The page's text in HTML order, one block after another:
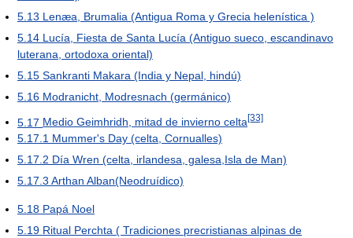
5.13 Lenæa, Brumalia (Antigua Roma y Grecia helenística )
5.14 Lucía, Fiesta de Santa Lucía (Antiguo sueco, escandinavo
luterana, ortodoxa oriental)
5.15 Sankranti Makara (India y Nepal, hindú)
5.16 Modranicht, Modresnach (germánico)
5.17 Medio Geimhridh, mitad de invierno celta[33]
5.17.1 Mummer's Day (celta, Cornualles)
5.17.2 Día Wren (celta, irlandesa, galesa,Isla de Man)
5.17.3 Arthan Alban(Neodruídico)
5.18 Papá Noel
5.19 Ritual Perchta ( Tradiciones precristianas alpinas de